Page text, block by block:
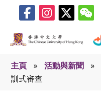
主頁 » 活動與新聞 »
訓式審查